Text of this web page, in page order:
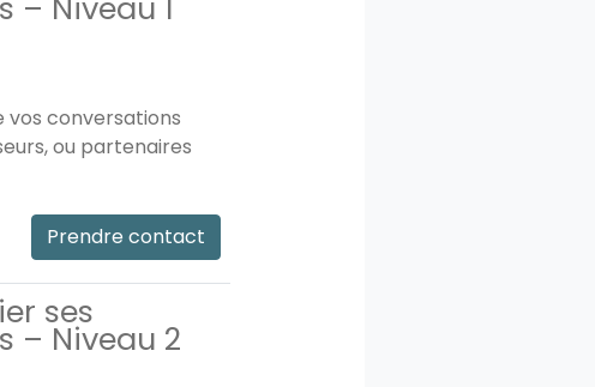
– Niveau 1
vos conversations
ou partenaires
Prendre contact
ses
– Niveau 2